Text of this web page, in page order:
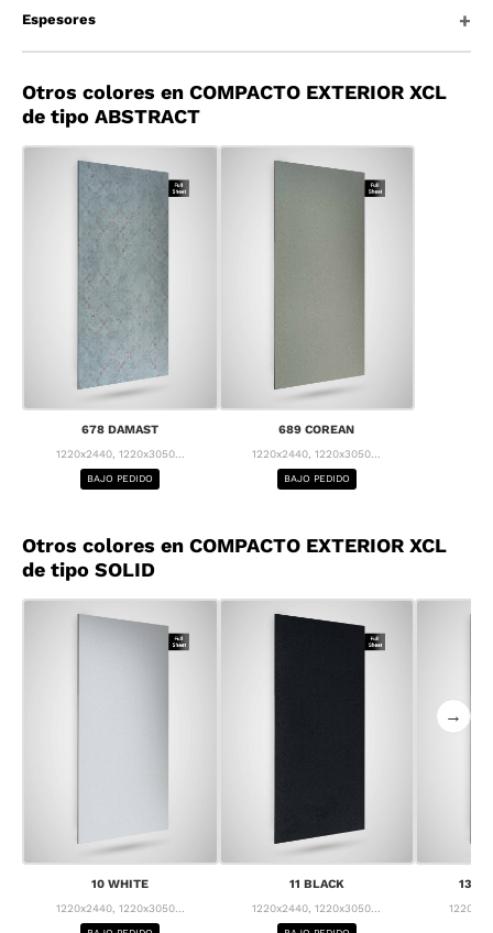
Espesores
Otros colores en COMPACTO EXTERIOR XCL
de tipo ABSTRACT
678 DAMAST
1220x2440, 1220x3050...
BAJO PEDIDO
689 COREAN
1220x2440, 1220x3050...
BAJO PEDIDO
Otros colores en COMPACTO EXTERIOR XCL
de tipo SOLID
10 WHITE
1220x2440, 1220x3050...
11 BLACK
1220x2440, 1220x3050...
13
→